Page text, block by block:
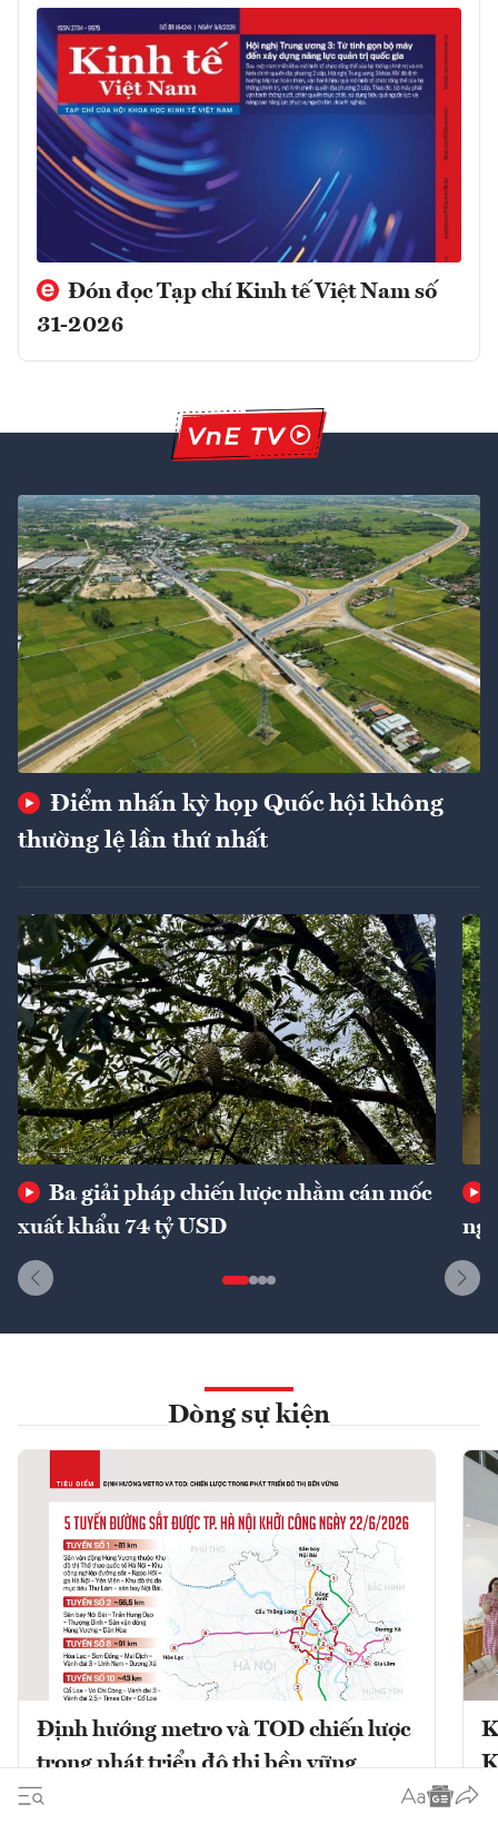
Đón đọc Tạp chí Kinh tế Việt Nam số
31-2026
Điểm nhấn kỳ họp Quốc hội không
thường lệ lần thứ nhất
Ba giải pháp chiến lược nhằm cán mốc
xuất khẩu 74 tỷ USD
Dòng sự kiện
Định hướng metro và TOD chiến lược
trong phát triển đô thị bền vững
Phát triển đô thị theo định hướng giao